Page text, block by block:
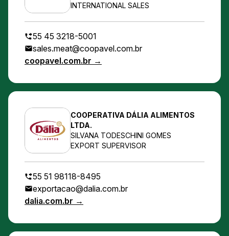
INTERNATIONAL SALES
55 45 3218-5001
sales.meat@coopavel.com.br
coopavel.com.br →
COOPERATIVA DÁLIA ALIMENTOS
LTDA.
SILVANA TODESCHINI GOMES
EXPORT SUPERVISOR
55 51 98118-8495
exportacao@dalia.com.br
dalia.com.br →